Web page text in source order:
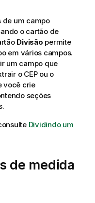
de um campo
o cartão de
Divisão permite
em vários campos.
um campo que
o CEP ou o
você crie
seções
Dividindo um
de medida